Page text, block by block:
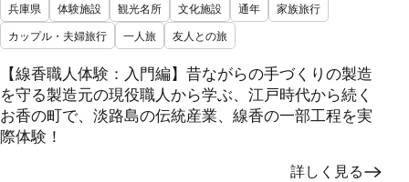
兵庫県 体験施設 観光名所 文化施設 通年
家族旅行
カップル・夫婦旅行
一人旅 友人との旅
【線香職人体験：入門編】昔ながらの手づくりの製造
を守る製造元の現役職人から学ぶ、江戸時代から続く
お香の町で、淡路島の伝統産業、線香の一部工程を実
際体験！
詳しく見る